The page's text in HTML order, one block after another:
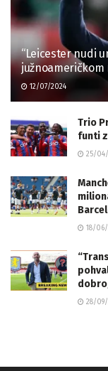
“Leicester nudi
južnoameričkom
12/07/2024
Trio
funti
25/
18/
28/